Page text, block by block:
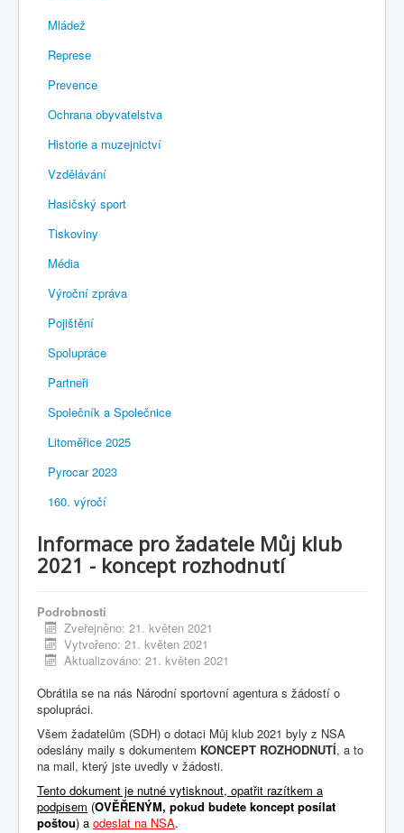
Mládež
Represe
Prevence
Ochrana obyvatelstva
Historie a muzejnictví
Vzdělávání
Hasičský sport
Tiskoviny
Média
Výroční zpráva
Pojištění
Spolupráce
Partneři
Společník a Společnice
Litoměřice 2025
Pyrocar 2023
160. výročí
Informace pro žadatele Můj klub
2021 - koncept rozhodnutí
Podrobnosti
Zveřejněno: 21. květen 2021
Vytvořeno: 21. květen 2021
Aktualizováno: 21. květen 2021
Obrátila se na nás Národní sportovní agentura s žádostí o
spolupráci.
Všem žadatelům (SDH) o dotaci Můj klub 2021 byly z NSA
odeslány maily s dokumentem KONCEPT ROZHODNUTÍ, a to
na mail, který jste uvedly v žádosti.
Tento dokument je nutné vytisknout, opatřit razítkem a
podpisem (OVĚŘENÝM, pokud budete koncept posílat
poštou) a odeslat na NSA.